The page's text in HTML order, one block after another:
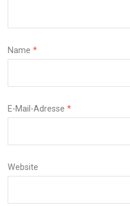
Name*
E-Mail-Adresse*
Website